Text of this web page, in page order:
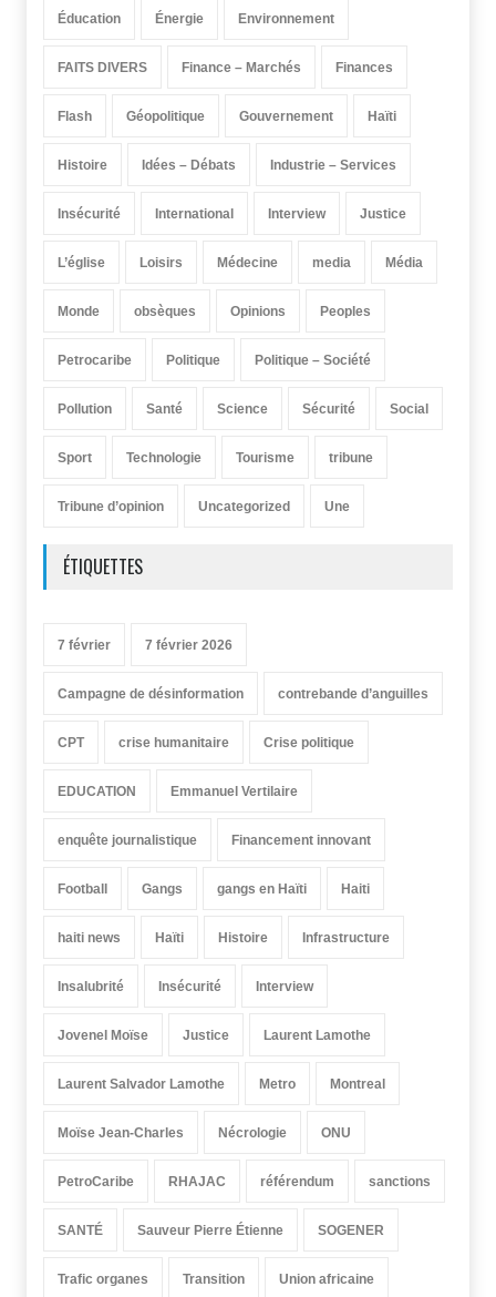
Éducation Énergie Environnement
FAITS DIVERS Finance – Marchés Finances
Flash Géopolitique Gouvernement Haïti
Histoire Idées – Débats Industrie – Services
Insécurité International Interview Justice
L’église Loisirs Médecine media Média
Monde obsèques Opinions Peoples
Petrocaribe Politique Politique – Société
Pollution Santé Science Sécurité Social
Sport Technologie Tourisme tribune
Tribune d’opinion Uncategorized Une
ÉTIQUETTES
7 février 7 février 2026
Campagne de désinformation contrebande d’anguilles
CPT crise humanitaire Crise politique
EDUCATION Emmanuel Vertilaire
enquête journalistique Financement innovant
Football Gangs gangs en Haïti Haiti
haiti news Haïti Histoire Infrastructure
Insalubrité Insécurité Interview
Jovenel Moïse Justice Laurent Lamothe
Laurent Salvador Lamothe Metro Montreal
Moïse Jean-Charles Nécrologie ONU
PetroCaribe RHAJAC référendum sanctions
SANTÉ Sauveur Pierre Étienne SOGENER
Trafic organes Transition Union africaine